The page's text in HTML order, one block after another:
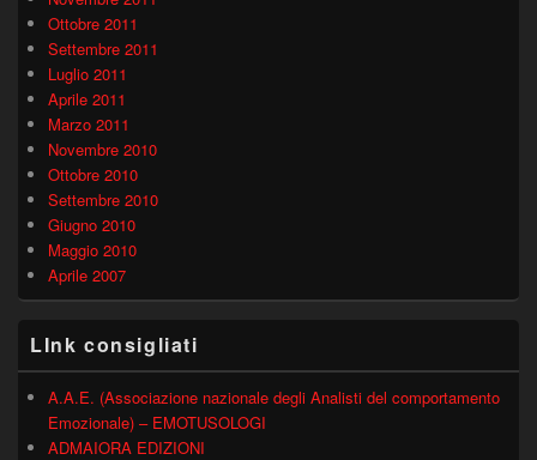
Ottobre 2011
Settembre 2011
Luglio 2011
Aprile 2011
Marzo 2011
Novembre 2010
Ottobre 2010
Settembre 2010
Giugno 2010
Maggio 2010
Aprile 2007
LInk consigliati
A.A.E. (Associazione nazionale degli Analisti del comportamento
Emozionale) – EMOTUSOLOGI
ADMAIORA EDIZIONI